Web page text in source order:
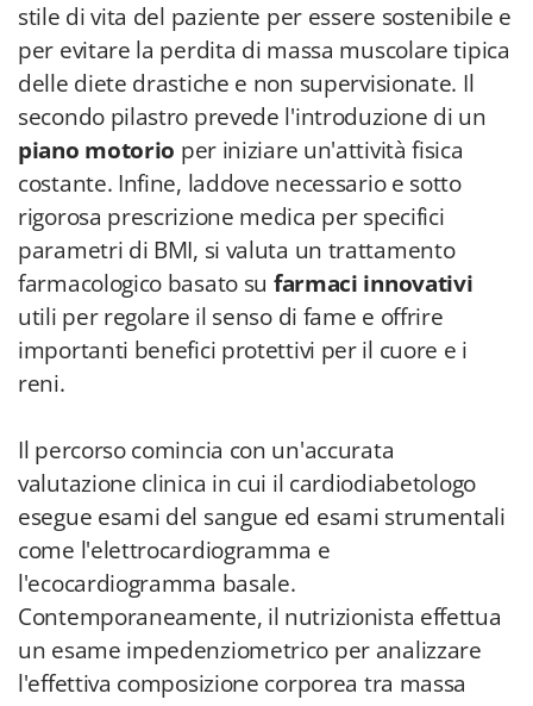
stile di vita del paziente per essere sostenibile e
per evitare la perdita di massa muscolare tipica
delle diete drastiche e non supervisionate. Il
secondo pilastro prevede l'introduzione di un
piano motorio per iniziare un'attività fisica
costante. Infine, laddove necessario e sotto
rigorosa prescrizione medica per specifici
parametri di BMI, si valuta un trattamento
farmacologico basato su farmaci innovativi
utili per regolare il senso di fame e offrire
importanti benefici protettivi per il cuore e i
reni.
Il percorso comincia con un'accurata
valutazione clinica in cui il cardiodiabetologo
esegue esami del sangue ed esami strumentali
come l'elettrocardiogramma e
l'ecocardiogramma basale.
Contemporaneamente, il nutrizionista effettua
un esame impedenziometrico per analizzare
l'effettiva composizione corporea tra massa